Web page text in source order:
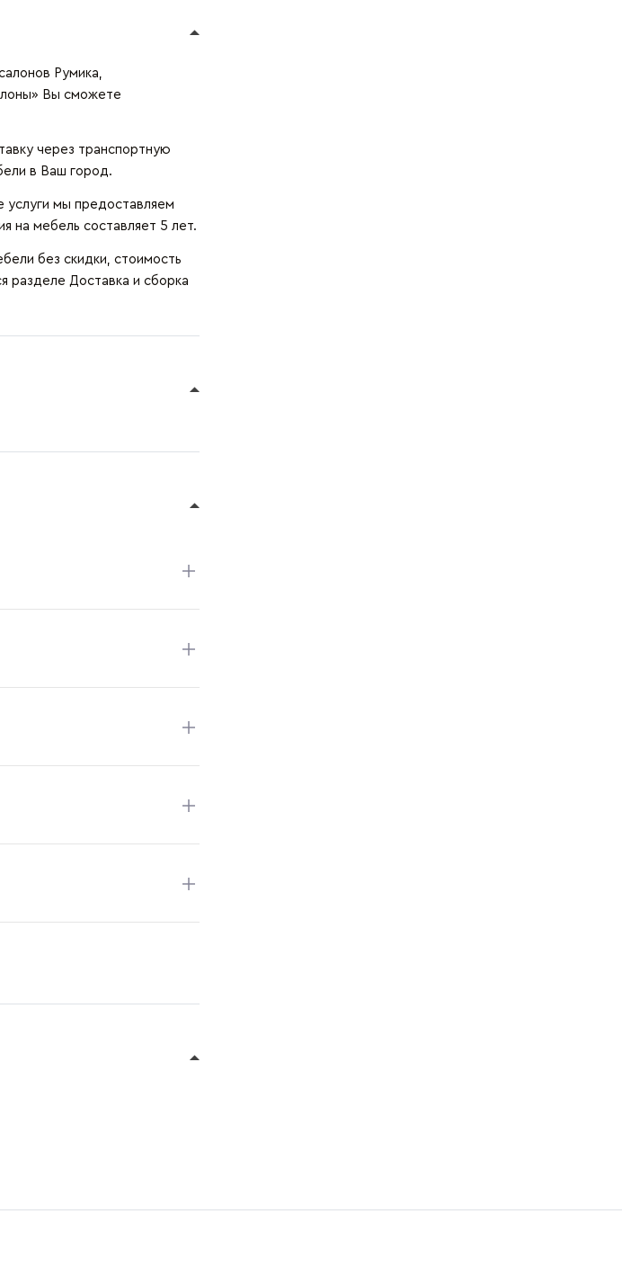
Румика,
Вы сможете
через транспортную
в Ваш город.
мы предоставляем
на мебель составляет 5 лет.
без скидки, стоимость
разделе Доставка и сборка